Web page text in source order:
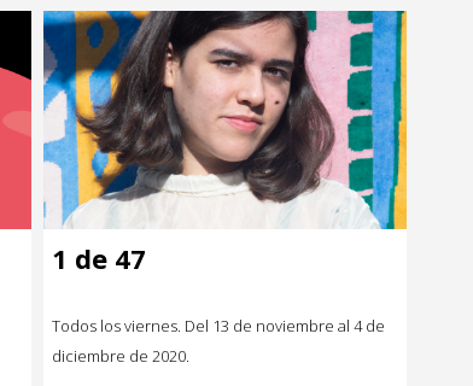
1 de 47
Todos los viernes. Del 13 de noviembre al 4 de
diciembre de 2020.